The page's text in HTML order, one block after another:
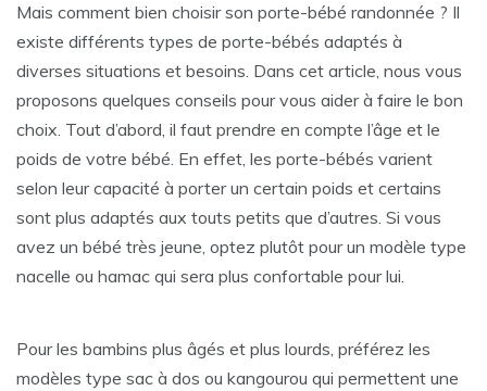
Mais comment bien choisir son porte-bébé randonnée ? Il
existe différents types de porte-bébés adaptés à
diverses situations et besoins. Dans cet article, nous vous
proposons quelques conseils pour vous aider à faire le bon
choix. Tout d’abord, il faut prendre en compte l’âge et le
poids de votre bébé. En effet, les porte-bébés varient
selon leur capacité à porter un certain poids et certains
sont plus adaptés aux touts petits que d’autres. Si vous
avez un bébé très jeune, optez plutôt pour un modèle type
nacelle ou hamac qui sera plus confortable pour lui.
Pour les bambins plus âgés et plus lourds, préférez les
modèles type sac à dos ou kangourou qui permettent une